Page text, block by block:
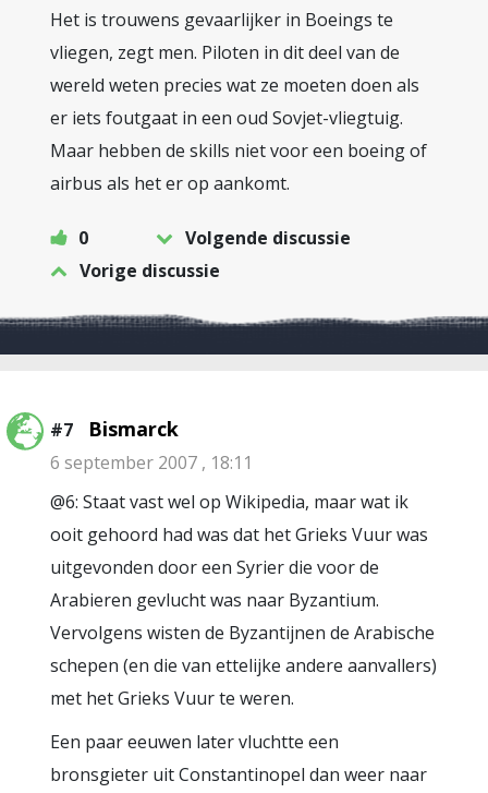
Het is trouwens gevaarlijker in Boeings te
vliegen, zegt men. Piloten in dit deel van de
wereld weten precies wat ze moeten doen als
er iets foutgaat in een oud Sovjet-vliegtuig.
Maar hebben de skills niet voor een boeing of
airbus als het er op aankomt.
0
Volgende discussie
Vorige discussie
#7 Bismarck
6 september 2007 , 18:11
@6: Staat vast wel op Wikipedia, maar wat ik
ooit gehoord had was dat het Grieks Vuur was
uitgevonden door een Syrier die voor de
Arabieren gevlucht was naar Byzantium.
Vervolgens wisten de Byzantijnen de Arabische
schepen (en die van ettelijke andere aanvallers)
met het Grieks Vuur te weren.
Een paar eeuwen later vluchtte een
bronsgieter uit Constantinopel dan weer naar